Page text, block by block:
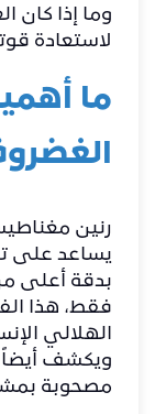
وما إذا كان
لاستعادة
ما
رنين
يساعد على
بدقة أعلى
فقط، هذا
الهلالي
ويكشف أيضاً
مصحوبة